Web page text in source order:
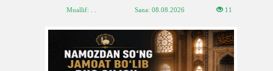
Muallif: . . Sana: 08.08.2026 11